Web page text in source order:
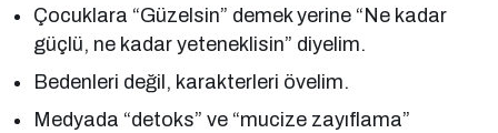
Çocuklara “Güzelsin” demek yerine “Ne kadar
güçlü, ne kadar yeteneklisin” diyelim.
Bedenleri değil, karakterleri övelim.
Medyada “detoks” ve “mucize zayıflama”